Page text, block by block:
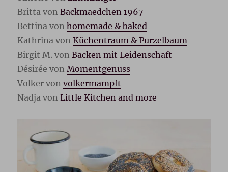
Britta vonBackmaedchen 1967
Bettina vonhomemade & baked
Kathrina vonKüchentraum & Purzelbaum
Birgit M. vonBacken mit Leidenschaft
Désirée von Momentgenuss
Volker vonvolkermampft
Nadja vonLittle Kitchen and more